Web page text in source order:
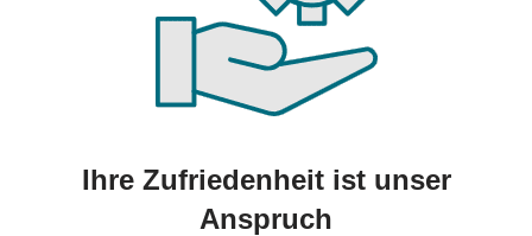
Ihre Zufriedenheit ist unser
Anspruch